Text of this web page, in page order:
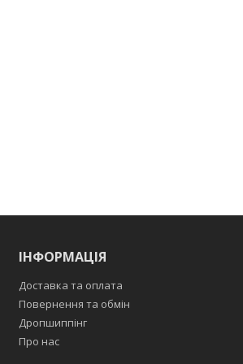
ІНФОРМАЦІЯ
Доставка та оплата
Повернення та обмін
Дропшиппінг
Про нас